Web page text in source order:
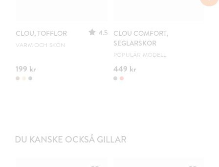
CLOU, TOFFLOR 4.5
VARM OCH SKÖN
199 kr
CLOU COMFORT,
SEGLARSKOR
POPULÄR MODELL
449 kr
DU KANSKE OCKSÅ GILLAR